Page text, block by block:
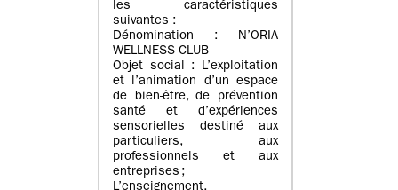
les caractéristiques
suivantes :
Dénomination : N’ORIA
WELLNESS CLUB
Objet social : L’exploitation
et l’animation d’un espace
de bien-être, de prévention
santé et d’expériences
sensorielles destiné aux
particuliers, aux
professionnels et aux
entreprises ;